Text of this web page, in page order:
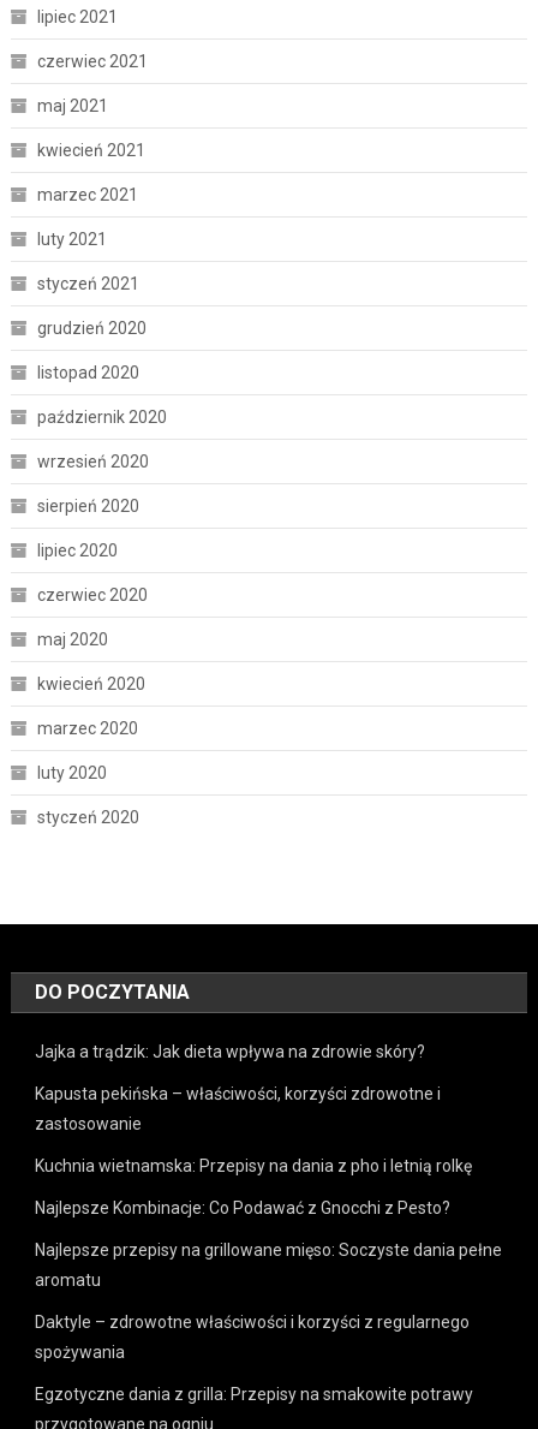
lipiec 2021
czerwiec 2021
maj 2021
kwiecień 2021
marzec 2021
luty 2021
styczeń 2021
grudzień 2020
listopad 2020
październik 2020
wrzesień 2020
sierpień 2020
lipiec 2020
czerwiec 2020
maj 2020
kwiecień 2020
marzec 2020
luty 2020
styczeń 2020
DO POCZYTANIA
Jajka a trądzik: Jak dieta wpływa na zdrowie skóry?
Kapusta pekińska – właściwości, korzyści zdrowotne i
zastosowanie
Kuchnia wietnamska: Przepisy na dania z pho i letnią rolkę
Najlepsze Kombinacje: Co Podawać z Gnocchi z Pesto?
Najlepsze przepisy na grillowane mięso: Soczyste dania pełne
aromatu
Daktyle – zdrowotne właściwości i korzyści z regularnego
spożywania
Egzotyczne dania z grilla: Przepisy na smakowite potrawy
przygotowane na ogniu